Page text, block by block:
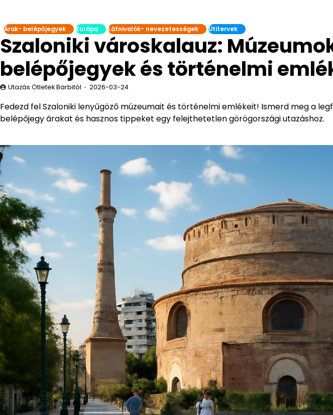
Árak- belépőjegyek Európa Látnivalók- nevezetességek Útitervek
Szaloniki városkalauz:
belépőjegyek és történelmi
Utazás Ötletek Barbitól 2026-03-24
Fedezd fel Szaloniki lenyűgöző múzeumait és történelmi emlékeit! Ismerd meg a
belépőjegy árakat és hasznos tippeket egy felejthetetlen görögországi utazáshoz.